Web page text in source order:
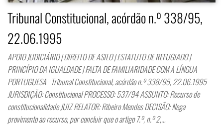
Tribunal Constitucional, acórdão n.º 338/95,
22.06.1995
APOIO JUDICIÁRIO | DIREITO DE ASILO | ESTATUTO DE REFUGIADO |
PRINCÍPIO DA IGUALDADE | FALTA DE FAMILIARIDADE COM A LÍNGUA
PORTUGUESA Tribunal Constitucional, acórdão n.º 338/95, 22.06.1995
JURISDIÇÃO: Constitucional PROCESSO: 537/94 ASSUNTO: Recurso de
constitucionalidade JUIZ RELATOR: Ribeiro Mendes DECISÃO: Nega
provimento ao recurso, por concluir que o artigo 7.º, n.º 2,…